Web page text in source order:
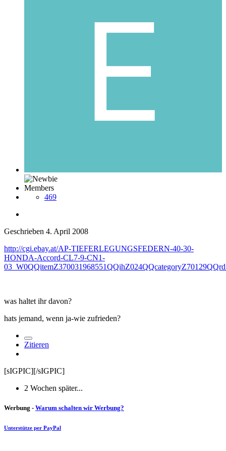
Members
469
Geschrieben 4. April 2008
http://cgi.ebay.at/AP-TIEFERLEGUNGSFEDERN-40-30-
HONDA-Accord-CL7-9-CN1-
was haltet ihr davon?
hats jemand, wenn ja-wie zufrieden?
Zitieren
[sIGPIC][/sIGPIC]
2 Wochen später...
Werbung - Warum schalten wir Werbung?
Unterstütze per PayPal